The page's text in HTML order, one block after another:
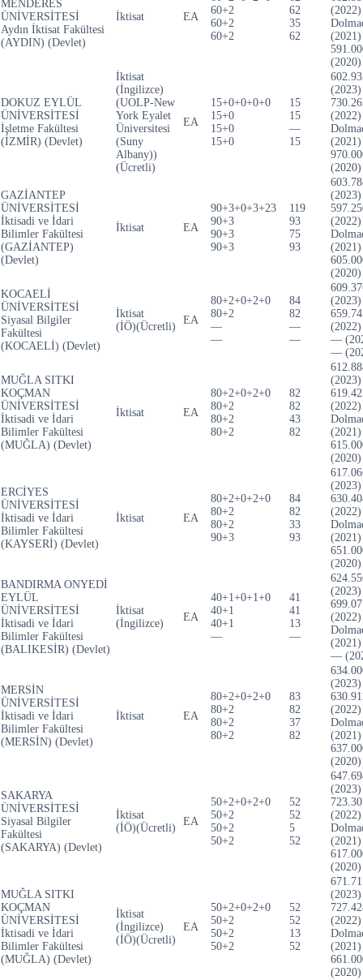
MENDERES
ÜNİVERSİTESİ
Aydın İktisat Fakültesi
(AYDIN) (Devlet)
İktisat EA
60+2
60+2
60+2
62
35
62
(2022)
(2021)
(2020)
DOKUZ EYLÜL
ÜNİVERSİTESİ
İşletme Fakültesi
(İZMİR) (Devlet)
İktisat
(İngilizce)
(UOLP-New
York Eyalet
Üniversitesi
(Suny
Albany))
(Ücretli)
EA
15+0+0+0+0
15+0
15+0
15+0
15
15
—
15
(2023)
(2022)
(2021)
(2020)
GAZİANTEP
ÜNİVERSİTESİ
İktisadi ve İdari
Bilimler Fakültesi
(GAZİANTEP)
(Devlet)
İktisat EA
90+3+0+3+23
90+3
90+3
90+3
119
93
75
93
(2023)
(2022)
(2021)
(2020)
KOCAELİ
ÜNİVERSİTESİ
Siyasal Bilgiler
Fakültesi
(KOCAELİ) (Devlet)
İktisat
(İÖ)(Ücretli)
EA
80+2+0+2+0
80+2
—
—
84
82
—
—
(2023)
(2022)
—
—
MUĞLA SITKI
KOÇMAN
ÜNİVERSİTESİ
İktisadi ve İdari
Bilimler Fakültesi
(MUĞLA) (Devlet)
İktisat EA
80+2+0+2+0
80+2
80+2
80+2
82
82
43
82
(2023)
(2022)
(2021)
(2020)
ERCİYES
ÜNİVERSİTESİ
İktisadi ve İdari
Bilimler Fakültesi
(KAYSERİ) (Devlet)
İktisat EA
80+2+0+2+0
80+2
80+2
90+3
84
82
33
93
(2023)
(2022)
(2021)
(2020)
BANDIRMA ONYEDİ
EYLÜL
ÜNİVERSİTESİ
İktisadi ve İdari
Bilimler Fakültesi
(BALIKESİR) (Devlet)
İktisat
(İngilizce)
EA
40+1+0+1+0
40+1
40+1
—
41
41
13
—
(2023)
(2022)
(2021)
—
MERSİN
ÜNİVERSİTESİ
İktisadi ve İdari
Bilimler Fakültesi
(MERSİN) (Devlet)
İktisat EA
80+2+0+2+0
80+2
80+2
80+2
83
82
37
82
(2023)
(2022)
(2021)
(2020)
SAKARYA
ÜNİVERSİTESİ
Siyasal Bilgiler
Fakültesi
(SAKARYA) (Devlet)
İktisat
(İÖ)(Ücretli)
EA
50+2+0+2+0
50+2
50+2
50+2
52
52
5
52
(2023)
(2022)
(2021)
(2020)
MUĞLA SITKI
KOÇMAN
ÜNİVERSİTESİ
İktisadi ve İdari
Bilimler Fakültesi
(MUĞLA) (Devlet)
İktisat
(İngilizce)
(İÖ)(Ücretli)
EA
50+2+0+2+0
50+2
50+2
50+2
52
52
13
52
(2023)
(2022)
(2021)
(2020)